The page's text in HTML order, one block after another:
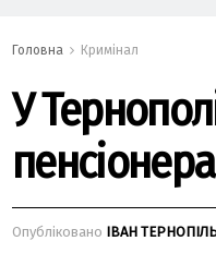
Головна Кримінал
У
Опубліковано ІВАН